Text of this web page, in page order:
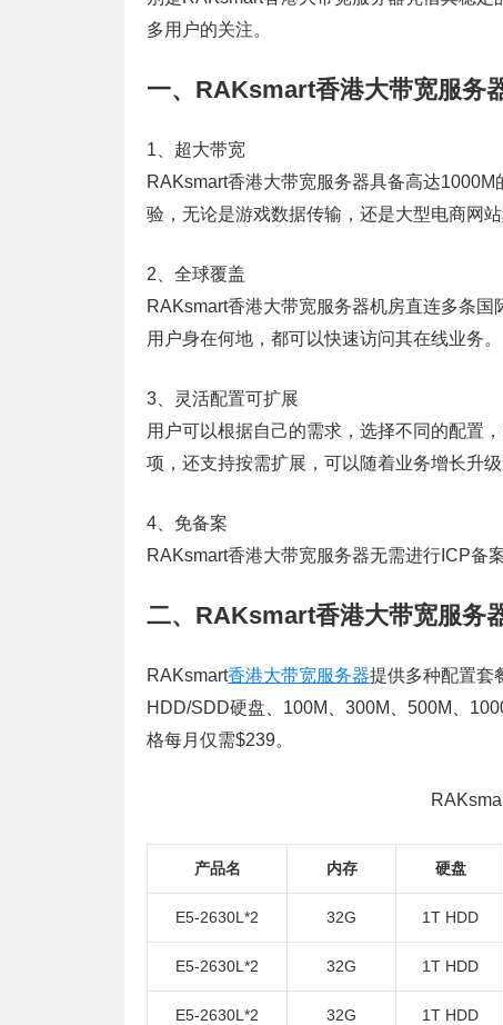
多用户的关注。
一、RAKsmart香港大带宽服务
1、超大带宽
RAKsmart香港大带宽服务器具备高达
验，无论是游戏数据传输，还是大型电商网
2、全球覆盖
RAKsmart香港大带宽服务器机房直连多条
用户身在何地，都可以快速访问其在线业务。
3、灵活配置可扩展
用户可以根据自己的需求，选择不同的配置
项，还支持按需扩展，可以随着业务增长升级
4、免备案
RAKsmart香港大带宽服务器无需进行ICP备
二、RAKsmart香港大带宽服务
RAKsmart香港大带宽服务器提供多种配置套
HDD/SDD硬盘、100M、300M、500M、
格每月仅需$239。
产品名 内存 硬盘
E5-2630L*2 32G 1T HDD
E5-2630L*2 32G 1T HDD
E5-2630L*2 32G 1T HDD